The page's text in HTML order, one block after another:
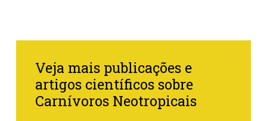
Veja mais publicações e
artigos científicos sobre
Carnívoros Neotropicais